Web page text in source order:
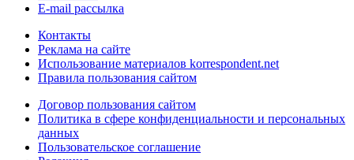
E-mail рассылка
Контакты
Реклама на сайте
Использование материалов korrespondent.net
Правила пользования сайтом
Договор пользования сайтом
Политика в сфере конфиденциальности и персональных
данных
Пользовательское соглашение